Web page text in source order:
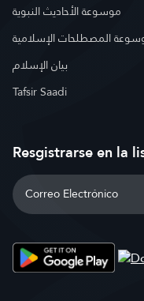
موسوعة الأحاديث النبوية
المصطلحات الإسلامية
بيان الإسلام
Tafsir Saadi
Resgistrarse en la